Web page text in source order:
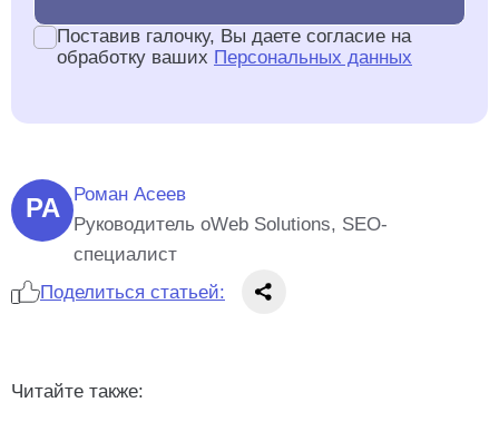
Поставив галочку, Вы даете согласие на
обработку ваших Персональных данных
Поделиться статьей:
РА
Роман Асеев
Руководитель oWeb Solutions, SEO-
специалист
Читайте также: